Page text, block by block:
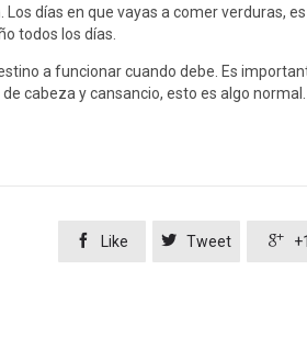
días en que vayas a comer verduras,
todos los días.
a funcionar cuando debe. Es
cabeza y cansancio, esto es algo
 Like  Tweet  +1